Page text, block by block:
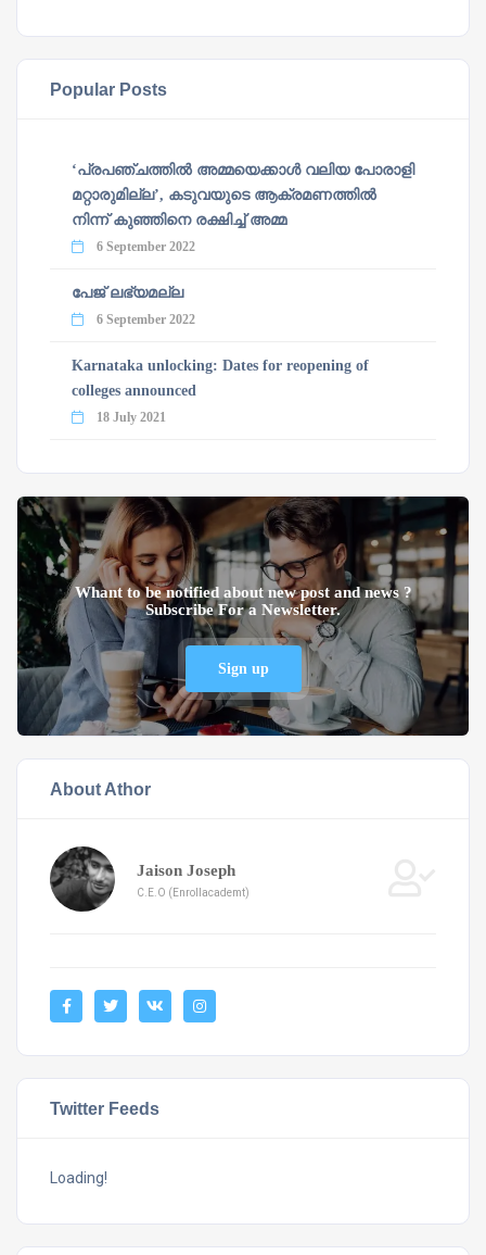
Popular Posts
‘പ്രപഞ്ചത്തില്‍ അമ്മയെക്കാള്‍ വലിയ പോരാളി
മറ്റാരുമില്ല’, കടുവയുടെ ആക്രമണത്തില്‍
നിന്ന് കുഞ്ഞിനെ രക്ഷിച്ച് അമ്മ
6 September 2022
പേജ് ലഭ്യമല്ല
6 September 2022
Karnataka unlocking: Dates for reopening of
colleges announced
18 July 2021
Whant to be notified about new post and news ?
Subscribe For a Newsletter.
Sign up
About Athor
Jaison Joseph
C.E.O (Enrollacademt)
Twitter Feeds
Loading!